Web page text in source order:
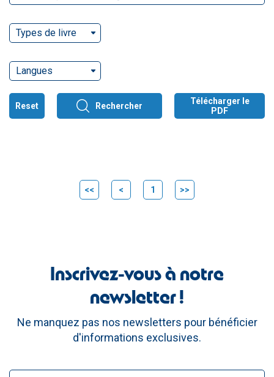
Types de livre
Langues
Reset Rechercher
Télécharger le
PDF
<< < 1 >>
Inscrivez-vous à notre
newsletter !
Ne manquez pas nos newsletters pour bénéficier
d'informations exclusives.